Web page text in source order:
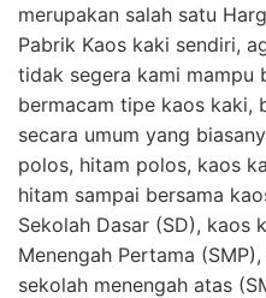
merupakan salah satu
Pabrik Kaos kaki sendiri,
tidak segera kami mampu
bermacam tipe kaos kaki,
secara umum yang
polos, hitam polos, kaos
hitam sampai bersama
Sekolah Dasar (SD), kaos
Menengah Pertama
sekolah menengah atas